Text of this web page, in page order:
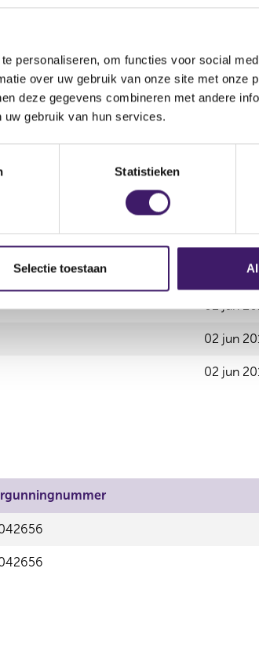
personaliseren, om functies voor social
over uw gebruik van onze site met onze
deze gegevens combineren met andere
gebruik van hun services.
Statistieken
Selectie toestaan
02 jun
02 jun
02 jun
02 jun
02 jun